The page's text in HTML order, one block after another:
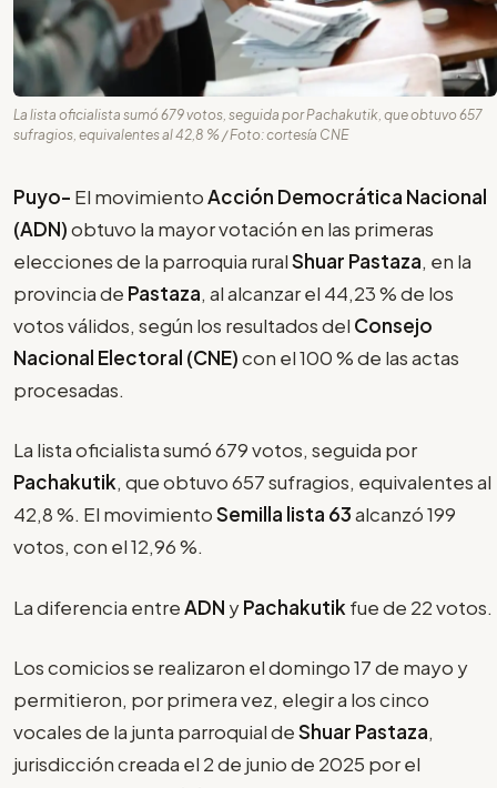
La lista oficialista sumó 679 votos, seguida por Pachakutik, que obtuvo 657
sufragios, equivalentes al 42,8 % / Foto: cortesía CNE
Puyo- El movimientoAcción Democrática Nacional
(ADN)obtuvo la mayor votación en las primeras
elecciones de la parroquia ruralShuar Pastaza, en la
provincia de Pastaza, al alcanzar el 44,23 % de los
votos válidos, según los resultados del Consejo
Nacional Electoral (CNE)con el 100 % de las actas
procesadas.
La lista oficialista sumó 679 votos, seguida por
Pachakutik, que obtuvo 657 sufragios, equivalentes al
42,8 %. El movimientoSemilla lista 63alcanzó 199
votos, con el 12,96 %.
La diferencia entreADN yPachakutik fue de 22 votos.
Los comicios se realizaron el domingo 17 de mayo y
permitieron, por primera vez, elegir a los cinco
vocales de la junta parroquial deShuar Pastaza,
jurisdicción creada el 2 de junio de 2025 por el